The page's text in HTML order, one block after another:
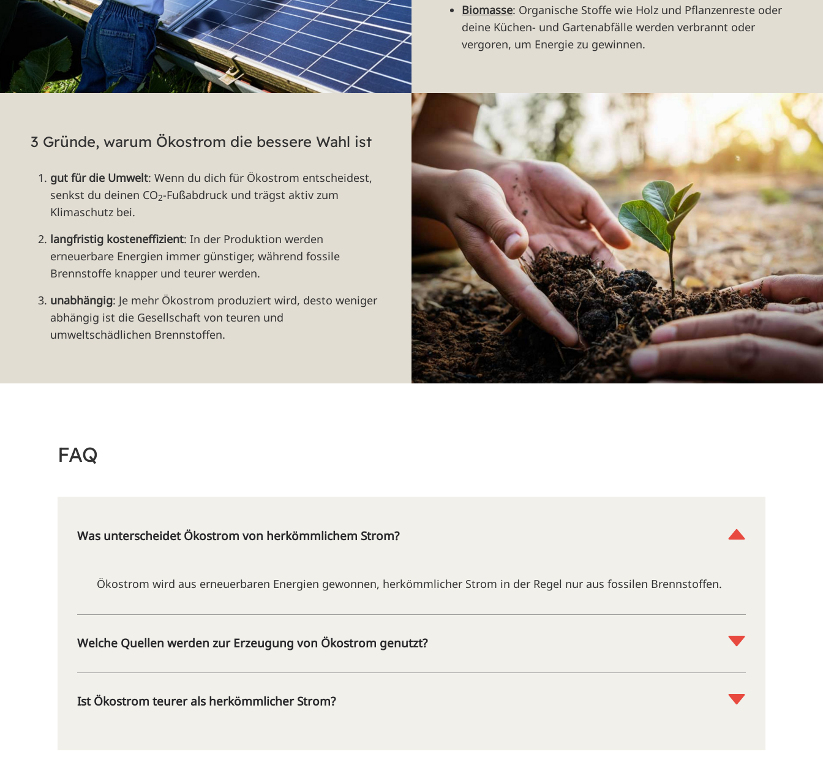
Biomasse: Organische Stoffe wie Holz und Pflanzenreste oder
deine Küchen- und Gartenabfälle werden verbrannt oder
vergoren, um Energie zu gewinnen.
3 Gründe, warum Ökostrom die bessere Wahl ist
gut für die Umwelt: Wenn du dich für Ökostrom entscheidest,
senkst du deinen CO2-Fußabdruck und trägst aktiv zum
Klimaschutz bei.
langfristig kosteneffizient: In der Produktion werden
erneuerbare Energien immer günstiger, während fossile
Brennstoffe knapper und teurer werden.
unabhängig: Je mehr Ökostrom produziert wird, desto weniger
abhängig ist die Gesellschaft von teuren und
umweltschädlichen Brennstoffen.
FAQ
Was unterscheidet Ökostrom von herkömmlichem Strom?
Ökostrom wird aus erneuerbaren Energien gewonnen, herkömmlicher Strom in der Regel nur aus fossilen Brennstoffen.
Welche Quellen werden zur Erzeugung von Ökostrom genutzt?
Ist Ökostrom teurer als herkömmlicher Strom?